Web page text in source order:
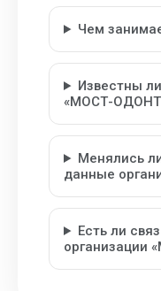
Чем
Известны
«МОСТ-
Менялись
данные
Есть ли
организации